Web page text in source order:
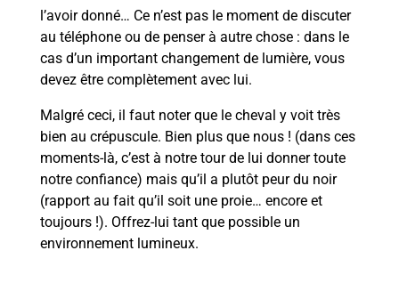
l’avoir donné… Ce n’est pas le moment de discuter
au téléphone ou de penser à autre chose : dans le
cas d’un important changement de lumière, vous
devez être complètement avec lui.
Malgré ceci, il faut noter que le cheval y voit très
bien au crépuscule. Bien plus que nous ! (dans ces
moments-là, c’est à notre tour de lui donner toute
notre confiance) mais qu’il a plutôt peur du noir
(rapport au fait qu’il soit une proie… encore et
toujours !). Offrez-lui tant que possible un
environnement lumineux.